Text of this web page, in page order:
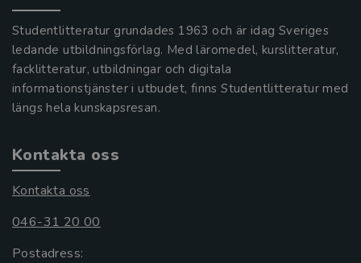
Studentlitteratur grundades 1963 och är idag Sveriges
ledande utbildningsförlag. Med läromedel, kurslitteratur,
facklitteratur, utbildningar och digitala
informationstjänster i utbudet, finns Studentlitteratur med
längs hela kunskapsresan.
Kontakta oss
Kontakta oss
046-31 20 00
Postadress: